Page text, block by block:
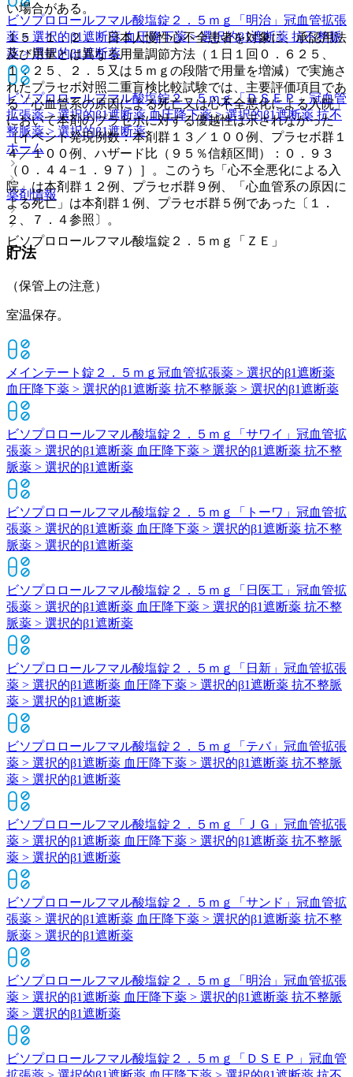
ビソプロロールフマル酸塩錠２．５ｍｇ「明治」 冠血管拡張
薬 > 選択的β1遮断薬 血圧降下薬 > 選択的β1遮断薬 抗不整脈
薬 > 選択的β1遮断薬
ビソプロロールフマル酸塩錠２．５ｍｇ「ＤＳＥＰ」 冠血管
拡張薬 > 選択的β1遮断薬 血圧降下薬 > 選択的β1遮断薬 抗不
整脈薬 > 選択的β1遮断薬
ホーム
薬剤情報
ビソプロロールフマル酸塩錠２．５ｍｇ「ＺＥ」
い場合がある。
１５．１．２． 日本人慢性心不全患者を対象に、承認用法
及び用量とは異なる用量調節方法（１日１回０．６２５、
１．２５、２．５又は５ｍｇの段階で用量を増減）で実施さ
れたプラセボ対照二重盲検比較試験では、主要評価項目であ
る「心血管系の原因による死亡又は心不全悪化による入院」
において本剤のプラセボに対する優越性は示されなかった
［イベント発現例数：本剤群１３／１００例、プラセボ群１
４／１００例、ハザード比（９５％信頼区間）：０．９３
（０．４４−１．９７）］。このうち「心不全悪化による入
院」は本剤群１２例、プラセボ群９例、「心血管系の原因に
よる死亡」は本剤群１例、プラセボ群５例であった〔１．
２、７．４参照〕。
貯法
（保管上の注意）
室温保存。
メインテート錠２．５ｍｇ 冠血管拡張薬 > 選択的β1遮断薬
血圧降下薬 > 選択的β1遮断薬 抗不整脈薬 > 選択的β1遮断薬
ビソプロロールフマル酸塩錠２．５ｍｇ「サワイ」 冠血管拡
張薬 > 選択的β1遮断薬 血圧降下薬 > 選択的β1遮断薬 抗不整
脈薬 > 選択的β1遮断薬
ビソプロロールフマル酸塩錠２．５ｍｇ「トーワ」 冠血管拡
張薬 > 選択的β1遮断薬 血圧降下薬 > 選択的β1遮断薬 抗不整
脈薬 > 選択的β1遮断薬
ビソプロロールフマル酸塩錠２．５ｍｇ「日医工」 冠血管拡
張薬 > 選択的β1遮断薬 血圧降下薬 > 選択的β1遮断薬 抗不整
脈薬 > 選択的β1遮断薬
ビソプロロールフマル酸塩錠２．５ｍｇ「日新」 冠血管拡張
薬 > 選択的β1遮断薬 血圧降下薬 > 選択的β1遮断薬 抗不整脈
薬 > 選択的β1遮断薬
ビソプロロールフマル酸塩錠２．５ｍｇ「テバ」 冠血管拡張
薬 > 選択的β1遮断薬 血圧降下薬 > 選択的β1遮断薬 抗不整脈
薬 > 選択的β1遮断薬
ビソプロロールフマル酸塩錠２．５ｍｇ「ＪＧ」 冠血管拡張
薬 > 選択的β1遮断薬 血圧降下薬 > 選択的β1遮断薬 抗不整脈
薬 > 選択的β1遮断薬
ビソプロロールフマル酸塩錠２．５ｍｇ「サンド」 冠血管拡
張薬 > 選択的β1遮断薬 血圧降下薬 > 選択的β1遮断薬 抗不整
脈薬 > 選択的β1遮断薬
ビソプロロールフマル酸塩錠２．５ｍｇ「明治」 冠血管拡張
薬 > 選択的β1遮断薬 血圧降下薬 > 選択的β1遮断薬 抗不整脈
薬 > 選択的β1遮断薬
ビソプロロールフマル酸塩錠２．５ｍｇ「ＤＳＥＰ」 冠血管